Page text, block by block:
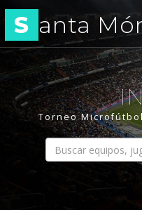
S anta
Torneo